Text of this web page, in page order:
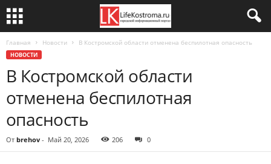
Главная Новости В Костромской области отменена беспилотная опасность
НОВОСТИ
В Костромской области
отменена беспилотная
опасность
От brehov - Май 20, 2026 206 0